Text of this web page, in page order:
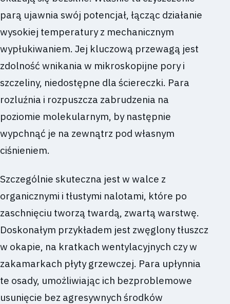
parą ujawnia swój potencjał, łącząc działanie
wysokiej temperatury z mechanicznym
wypłukiwaniem. Jej kluczową przewagą jest
zdolność wnikania w mikroskopijne pory i
szczeliny, niedostępne dla ściereczki. Para
rozluźnia i rozpuszcza zabrudzenia na
poziomie molekularnym, by następnie
wypchnąć je na zewnątrz pod własnym
ciśnieniem.
Szczególnie skuteczna jest w walce z
organicznymi i tłustymi nalotami, które po
zaschnięciu tworzą twardą, zwartą warstwę.
Doskonałym przykładem jest zwęglony tłuszcz
w okapie, na kratkach wentylacyjnych czy w
zakamarkach płyty grzewczej. Para upłynnia
te osady, umożliwiając ich bezproblemowe
usunięcie bez agresywnych środków